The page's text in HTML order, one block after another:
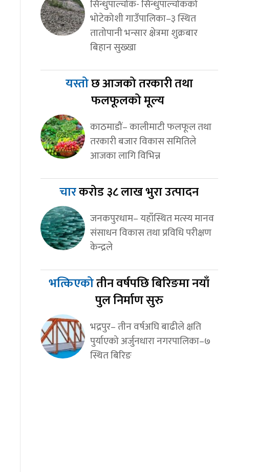
सिन्धुपाल्चोक- सिन्धुपाल्चोकको
भोटेकोशी गाउँपालिका–३ स्थित
तातोपानी भन्सार क्षेत्रमा शुक्रबार
बिहान सुख्खा
यस्तोछ आजको तरकारी तथा
फलफूलको मूल्य
काठमाडौं– कालीमाटी फलफूल तथा
तरकारी बजार विकास समितिले
आजका लागि विभिन्न
चारकरोड ३८ लाख भुरा उत्पादन
जनकपुरधाम– यहाँस्थित मत्स्य मानव
संसाधन विकास तथा प्रविधि परीक्षण
केन्द्रले
भत्किएकोतीन वर्षपछि बिरिङमा नयाँ
पुल निर्माण सुरु
भद्रपुर– तीन वर्षअघि बाढीले क्षति
पुर्याएको अर्जुनधारा नगरपालिका–७
स्थित बिरिङ